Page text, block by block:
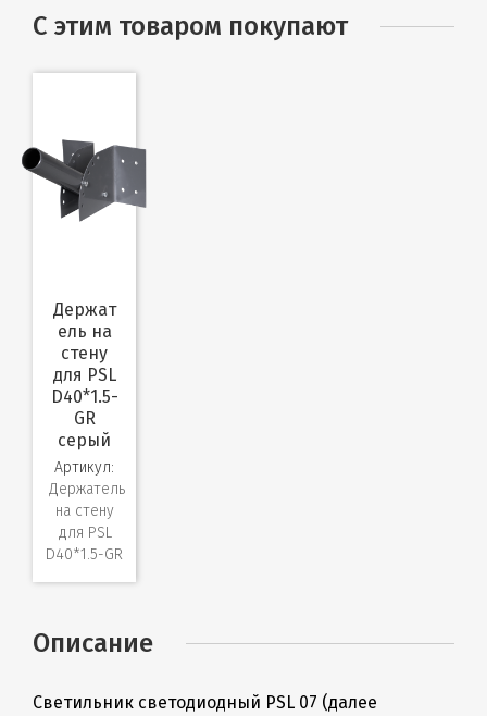
С этим товаром покупают
Держат
ель на
стену
для PSL
D40*1.5-
GR
серый
Артикул:
Держатель
на стену
для PSL
D40*1.5-GR
Описание
Светильник светодиодный PSL 07 (далее